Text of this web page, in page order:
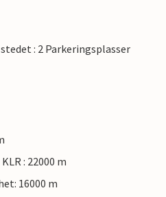
: 2 Parkeringsplasser
: 22000 m
16000 m